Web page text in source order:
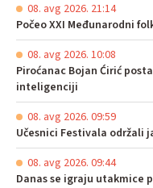
08. avg 2026. 21:14
Počeo XXI Međunarodni
08. avg 2026. 10:08
Piroćanac Bojan Ćirić
inteligenciji
08. avg 2026. 09:59
Učesnici Festivala održali
08. avg 2026. 09:44
Danas se igraju utakmice